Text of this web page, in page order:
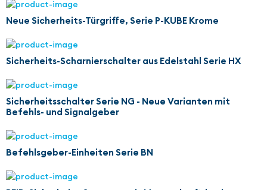
Neue Sicherheits-Türgriffe, Serie P-KUBE Krome
Sicherheits-Scharnierschalter aus Edelstahl Serie HX
Sicherheitsschalter Serie NG - Neue Varianten mit
Befehls- und Signalgeber
Befehlsgeber-Einheiten Serie BN